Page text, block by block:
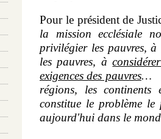
Pour le président de
la mission ecclésiale
privilégier les pauvres, à
les pauvres, à
exigences des pauvres…
régions, les
constitue le problème
aujourd'hui dans le